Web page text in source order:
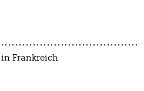
Frankreich